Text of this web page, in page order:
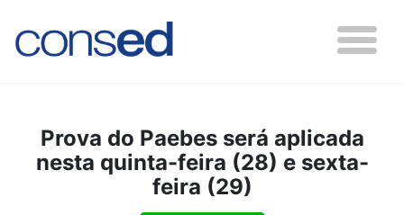
Prova do Paebes será aplicada
nesta quinta-feira (28) e sexta-
feira (29)